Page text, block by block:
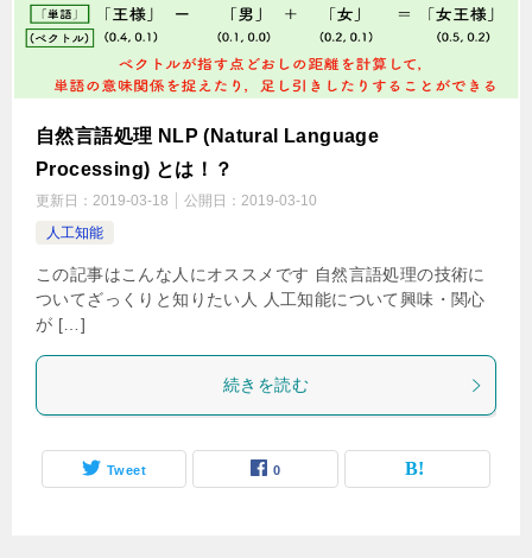
自然言語処理 NLP (Natural Language
Processing) とは！？
更新日： 2019-03-18 公開日： 2019-03-10
人工知能
この記事はこんな人にオススメです 自然言語処理の技術に
ついてざっくりと知りたい人 人工知能について興味・関心
が […]
続きを読む
Tweet 0